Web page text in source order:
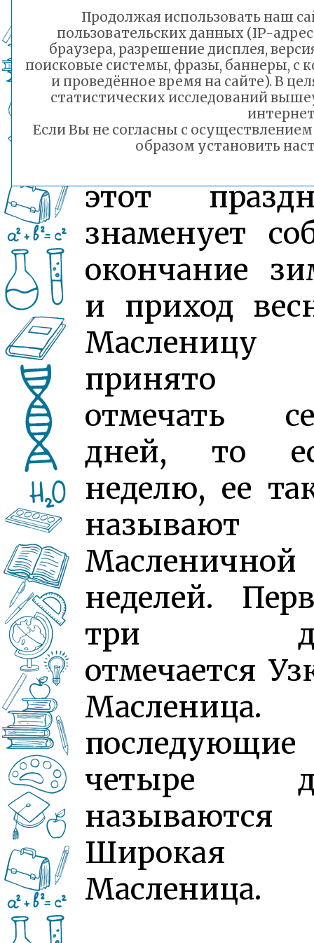
год люди
большим
радостью,
этот
знаменует
окончание
и приход
Масленицу
принято
отмечать
дней, то
неделю, ее
называют
Масленичной
неделей.
три
отмечается
последующие
четыре
называются
Широкая
Масленица.
Продолжая использовать наш
пользовательских данных (IP-
браузера, разрешение дисплея,
поисковые системы, фразы, баннеры, с
и проведённое время на сайте). В
статистических исследований
Если Вы не согласны с
образом установить